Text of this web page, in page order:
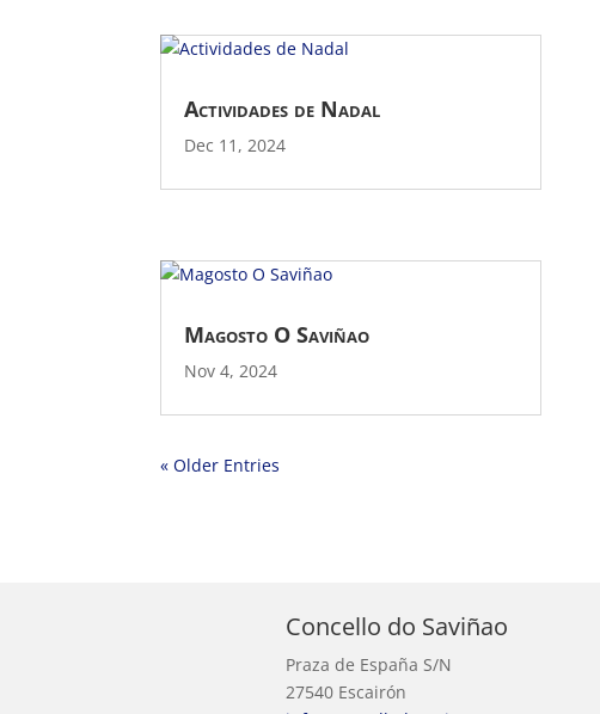
Actividades de Nadal
Dec 11, 2024
Magosto O Saviñao
Nov 4, 2024
« Older Entries
Concello do Saviñao
Praza de España S/N
27540 Escairón